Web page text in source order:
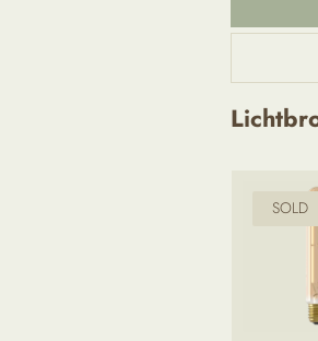
SOLD